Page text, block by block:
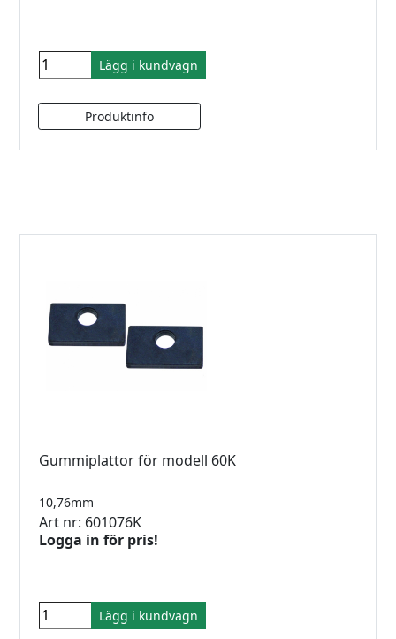
Lägg i kundvagn
Gummiplattor för modell 60K
10,76mm
Art nr: 601076K
Logga in för pris!
Lägg i kundvagn